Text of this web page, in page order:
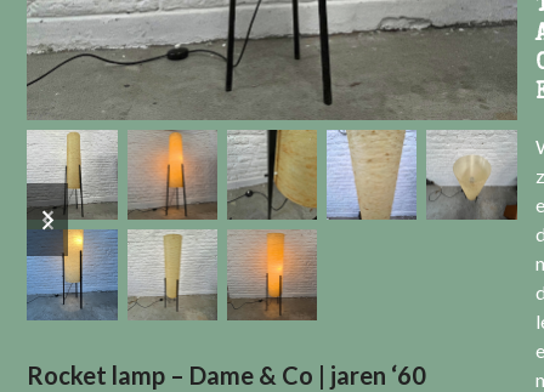
previous
slide
next
slide
Rocket lamp – Dame & Co | jaren ‘60